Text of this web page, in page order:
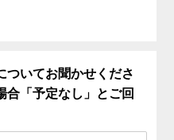
ついてお聞かせくださ
合「予定なし」とご回